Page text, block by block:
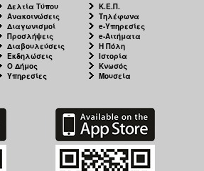
Δελτία Τύπου
Ανακοινώσεις
Διαγωνισμοί
Προσλήψεις
Διαβουλεύσεις
Εκδηλώσεις
Ο Δήμος
Υπηρεσίες
Κ.Ε.Π.
Τηλέφωνα
e-Υπηρεσίες
e-Αιτήματα
Η Πόλη
Ιστορία
Κνωσός
Μουσεία